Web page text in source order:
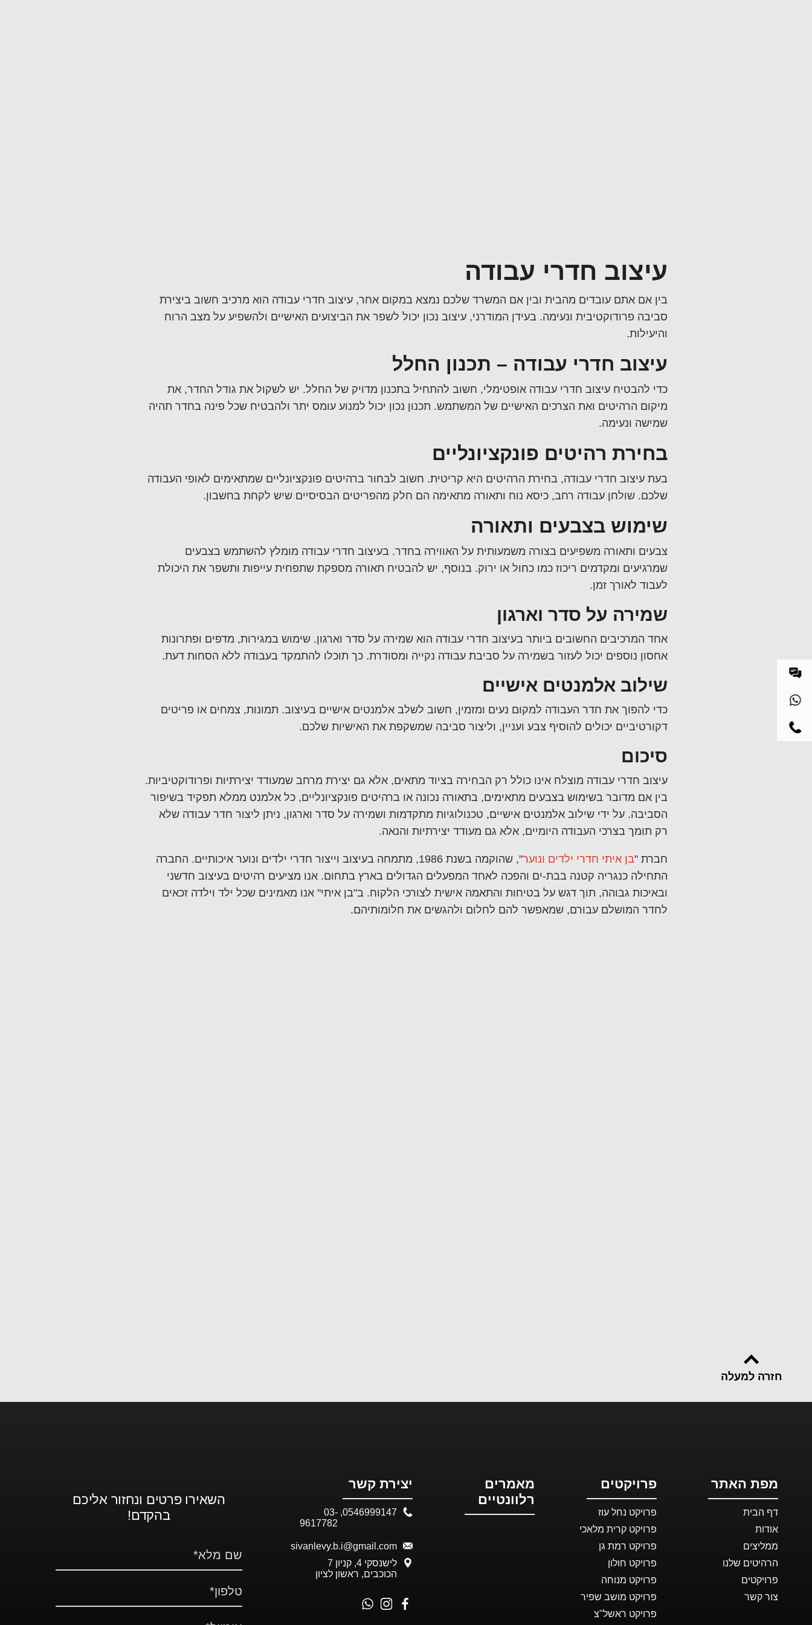
עיצוב חדרי עבודה
בין אם אתם עובדים מהבית ובין אם המשרד שלכם נמצא במקום אחר, עיצוב חדרי עבודה הוא מרכיב חשוב ביצירת
סביבה פרודוקטיבית ונעימה. בעידן המודרני, עיצוב נכון יכול לשפר את הביצועים האישיים ולהשפיע על מצב הרוח
והיעילות.
עיצוב חדרי עבודה – תכנון החלל
כדי להבטיח עיצוב חדרי עבודה אופטימלי, חשוב להתחיל בתכנון מדויק של החלל. יש לשקול את גודל החדר, את
מיקום הרהיטים ואת הצרכים האישיים של המשתמש. תכנון נכון יכול למנוע עומס יתר ולהבטיח שכל פינה בחדר תהיה
שמישה ונעימה.
בחירת רהיטים פונקציונליים
בעת עיצוב חדרי עבודה, בחירת הרהיטים היא קריטית. חשוב לבחור ברהיטים פונקציונליים שמתאימים לאופי העבודה
שלכם. שולחן עבודה רחב, כיסא נוח ותאורה מתאימה הם חלק מהפריטים הבסיסיים שיש לקחת בחשבון.
שימוש בצבעים ותאורה
צבעים ותאורה משפיעים בצורה משמעותית על האווירה בחדר. בעיצוב חדרי עבודה מומלץ להשתמש בצבעים
שמרגיעים ומקדמים ריכוז כמו כחול או ירוק. בנוסף, יש להבטיח תאורה מספקת שתפחית עייפות ותשפר את היכולת
לעבוד לאורך זמן.
שמירה על סדר וארגון
אחד המרכיבים החשובים ביותר בעיצוב חדרי עבודה הוא שמירה על סדר וארגון. שימוש במגירות, מדפים ופתרונות
אחסון נוספים יכול לעזור בשמירה על סביבת עבודה נקייה ומסודרת. כך תוכלו להתמקד בעבודה ללא הסחות דעת.
שילוב אלמנטים אישיים
כדי להפוך את חדר העבודה למקום נעים ומזמין, חשוב לשלב אלמנטים אישיים בעיצוב. תמונות, צמחים או פריטים
דקורטיביים יכולים להוסיף צבע ועניין, וליצור סביבה שמשקפת את האישיות שלכם.
סיכום
עיצוב חדרי עבודה מוצלח אינו כולל רק הבחירה בציוד מתאים, אלא גם יצירת מרחב שמעודד יצירתיות ופרודוקטיביות.
בין אם מדובר בשימוש בצבעים מתאימים, בתאורה נכונה או ברהיטים פונקציונליים, כל אלמנט ממלא תפקיד בשיפור
הסביבה. על ידי שילוב אלמנטים אישיים, טכנולוגיות מתקדמות ושמירה על סדר וארגון, ניתן ליצור חדר עבודה שלא
רק תומך בצרכי העבודה היומיים, אלא גם מעודד יצירתיות והנאה.
חברת "בן איתי חדרי ילדים ונוער
", שהוקמה בשנת 1986, מתמחה בעיצוב וייצור חדרי ילדים ונוער איכותיים. החברה
התחילה כנגריה קטנה בבת-ים והפכה לאחד המפעלים הגדולים בארץ בתחום. אנו מציעים רהיטים בעיצוב חדשני
ובאיכות גבוהה, תוך דגש על בטיחות והתאמה אישית לצורכי הלקוח. ב"בן איתי" אנו מאמינים שכל ילד וילדה זכאים
לחדר המושלם עבורם, שמאפשר להם לחלום ולהגשים את חלומותיהם.
חזרה למעלה
מפת האתר
דף הבית
אודות
ממליצים
הרהיטים שלנו
פרויקטים
צור קשר
פרויקטים
פרויקט נחל עוז
פרויקט קרית מלאכי
פרויקט רמת גן
פרויקט חולון
פרויקט מנוחה
פרויקט מושב שפיר
פרויקט ראשל"צ
מאמרים
רלוונטיים
יצירת קשר
0546999147
,
03-
9617782
sivanlevy.b.i@gmail.com
לישנסקי 4, קניון 7
הכוכבים, ראשון לציון
השאירו פרטים ונחזור אליכם
בהקדם!